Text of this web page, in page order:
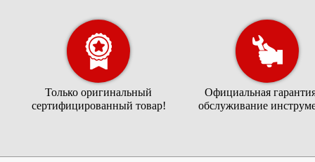
Только оригинальный
сертифицированный товар!
Официальная
обслуживание